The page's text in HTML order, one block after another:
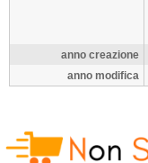
anno creazione
anno modifica